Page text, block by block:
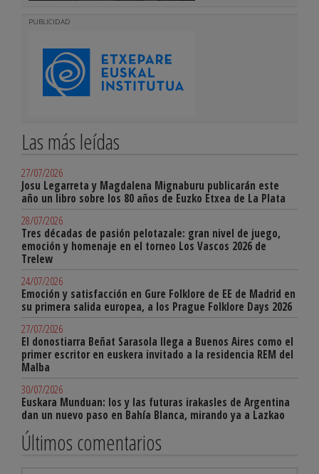
PUBLICIDAD
Las más leídas
27/07/2026
Josu Legarreta y Magdalena Mignaburu publicarán este
año un libro sobre los 80 años de Euzko Etxea de La Plata
28/07/2026
Tres décadas de pasión pelotazale: gran nivel de juego,
emoción y homenaje en el torneo Los Vascos 2026 de
Trelew
24/07/2026
Emoción y satisfacción en Gure Folklore de EE de Madrid en
su primera salida europea, a los Prague Folklore Days 2026
27/07/2026
El donostiarra Beñat Sarasola llega a Buenos Aires como el
primer escritor en euskera invitado a la residencia REM del
Malba
30/07/2026
Euskara Munduan: los y las futuras irakasles de Argentina
dan un nuevo paso en Bahía Blanca, mirando ya a Lazkao
Últimos comentarios